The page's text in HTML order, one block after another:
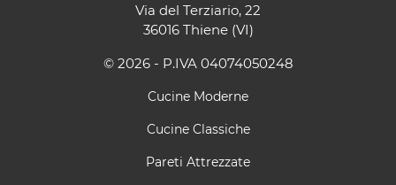
Via del Terziario, 22
36016 Thiene (VI)
© 2026 - P.IVA 04074050248
Cucine Moderne
Cucine Classiche
Pareti Attrezzate